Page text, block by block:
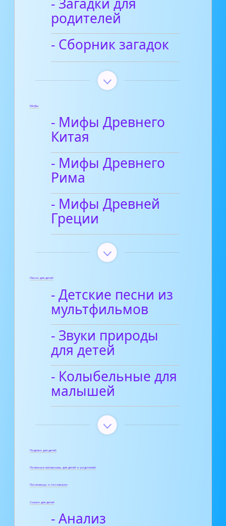
родителей
- Сборник загадок
Мифы
- Мифы Древнего
Китая
- Мифы Древнего
Рима
- Мифы Древней
Греции
Песни для детей
- Детские песни из
мультфильмов
- Звуки природы
для детей
- Колыбельные для
малышей
Поделки для детей
Полезные материалы для детей и родителей
Пословицы и поговорки
Сказки для детей
- Анализ